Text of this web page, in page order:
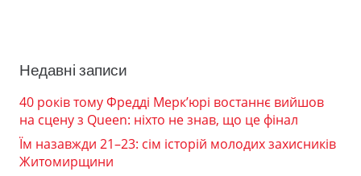
Недавні записи
40 років тому Фредді Мерк’юрі востаннє вийшов
на сцену з Queen: ніхто не знав, що це фінал
Їм назавжди 21–23: сім історій молодих захисників
Житомирщини